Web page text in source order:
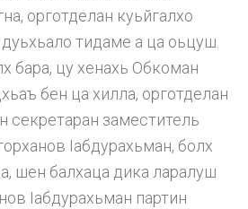
орготделан куьйгалхо
тидаме а ца оьцуш.
бара, цу хенахь Обкоман
бен ца хилла, орготделан
секретаран заместитель
Iабдурахьман, болх
шен балхаца дика ларалуш
Iабдурахьман партин